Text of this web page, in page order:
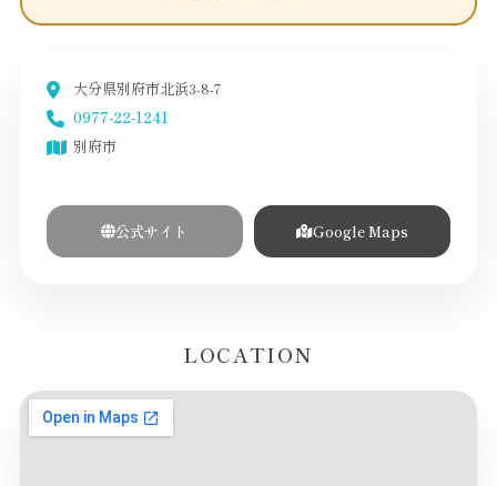
大分県別府市北浜3-8-7
0977-22-1241
別府市
公式サイト Google Maps
LOCATION